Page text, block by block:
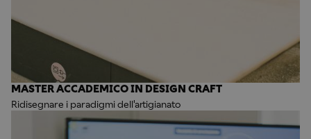
MASTER ACCADEMICO IN DESIGN CRAFT
Ridisegnare i paradigmi dell'artigianato